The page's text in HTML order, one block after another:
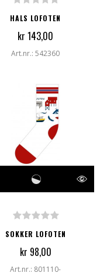
HALS LOFOTEN
kr 143,00
Art.nr.: 542360
SOKKER LOFOTEN
kr 98,00
Art.nr.: 801110-